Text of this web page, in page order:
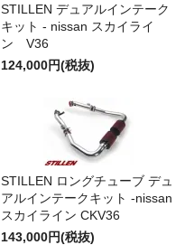
STILLEN デュアルインテーク
キット - nissan スカイライ
ン V36
124,000円(税抜)
STILLEN ロングチューブ デュ
アルインテークキット -nissan
スカイライン CKV36
143,000円(税抜)